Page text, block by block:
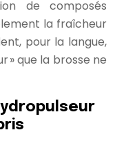
de composés
la fraîcheur
pour la langue,
» que la brosse ne